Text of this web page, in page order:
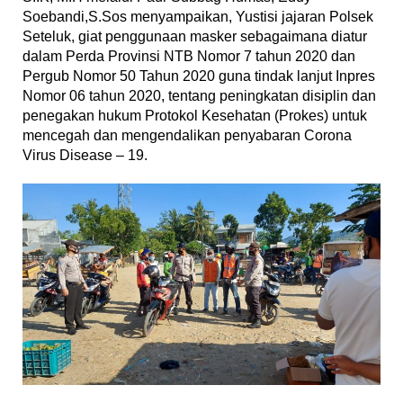
Soebandi,S.Sos menyampaikan, Yustisi jajaran Polsek
Seteluk, giat penggunaan masker sebagaimana diatur
dalam Perda Provinsi NTB Nomor 7 tahun 2020 dan
Pergub Nomor 50 Tahun 2020 guna tindak lanjut Inpres
Nomor 06 tahun 2020, tentang peningkatan disiplin dan
penegakan hukum Protokol Kesehatan (Prokes) untuk
mencegah dan mengendalikan penyabaran Corona
Virus Disease – 19.